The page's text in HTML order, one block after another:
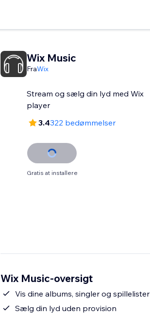
Wix Music
FraWix
Stream og sælg din lyd med Wix
player
3.4322 bedømmelser
Gratis at installere
Wix Music-oversigt
Vis dine albums, singler og spillelister
Sælg din lyd uden provision